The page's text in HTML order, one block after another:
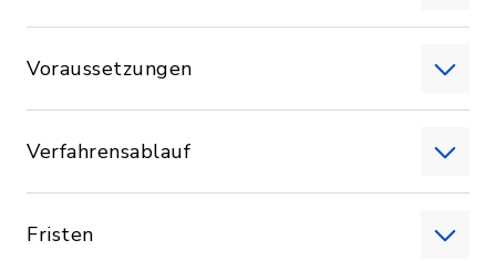
Voraussetzungen
Verfahrensablauf
Fristen